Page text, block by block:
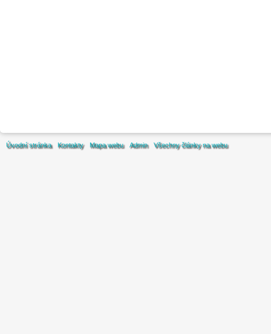
Úvodní stránka Kontakty Mapa webu Admin Všechny články na webu